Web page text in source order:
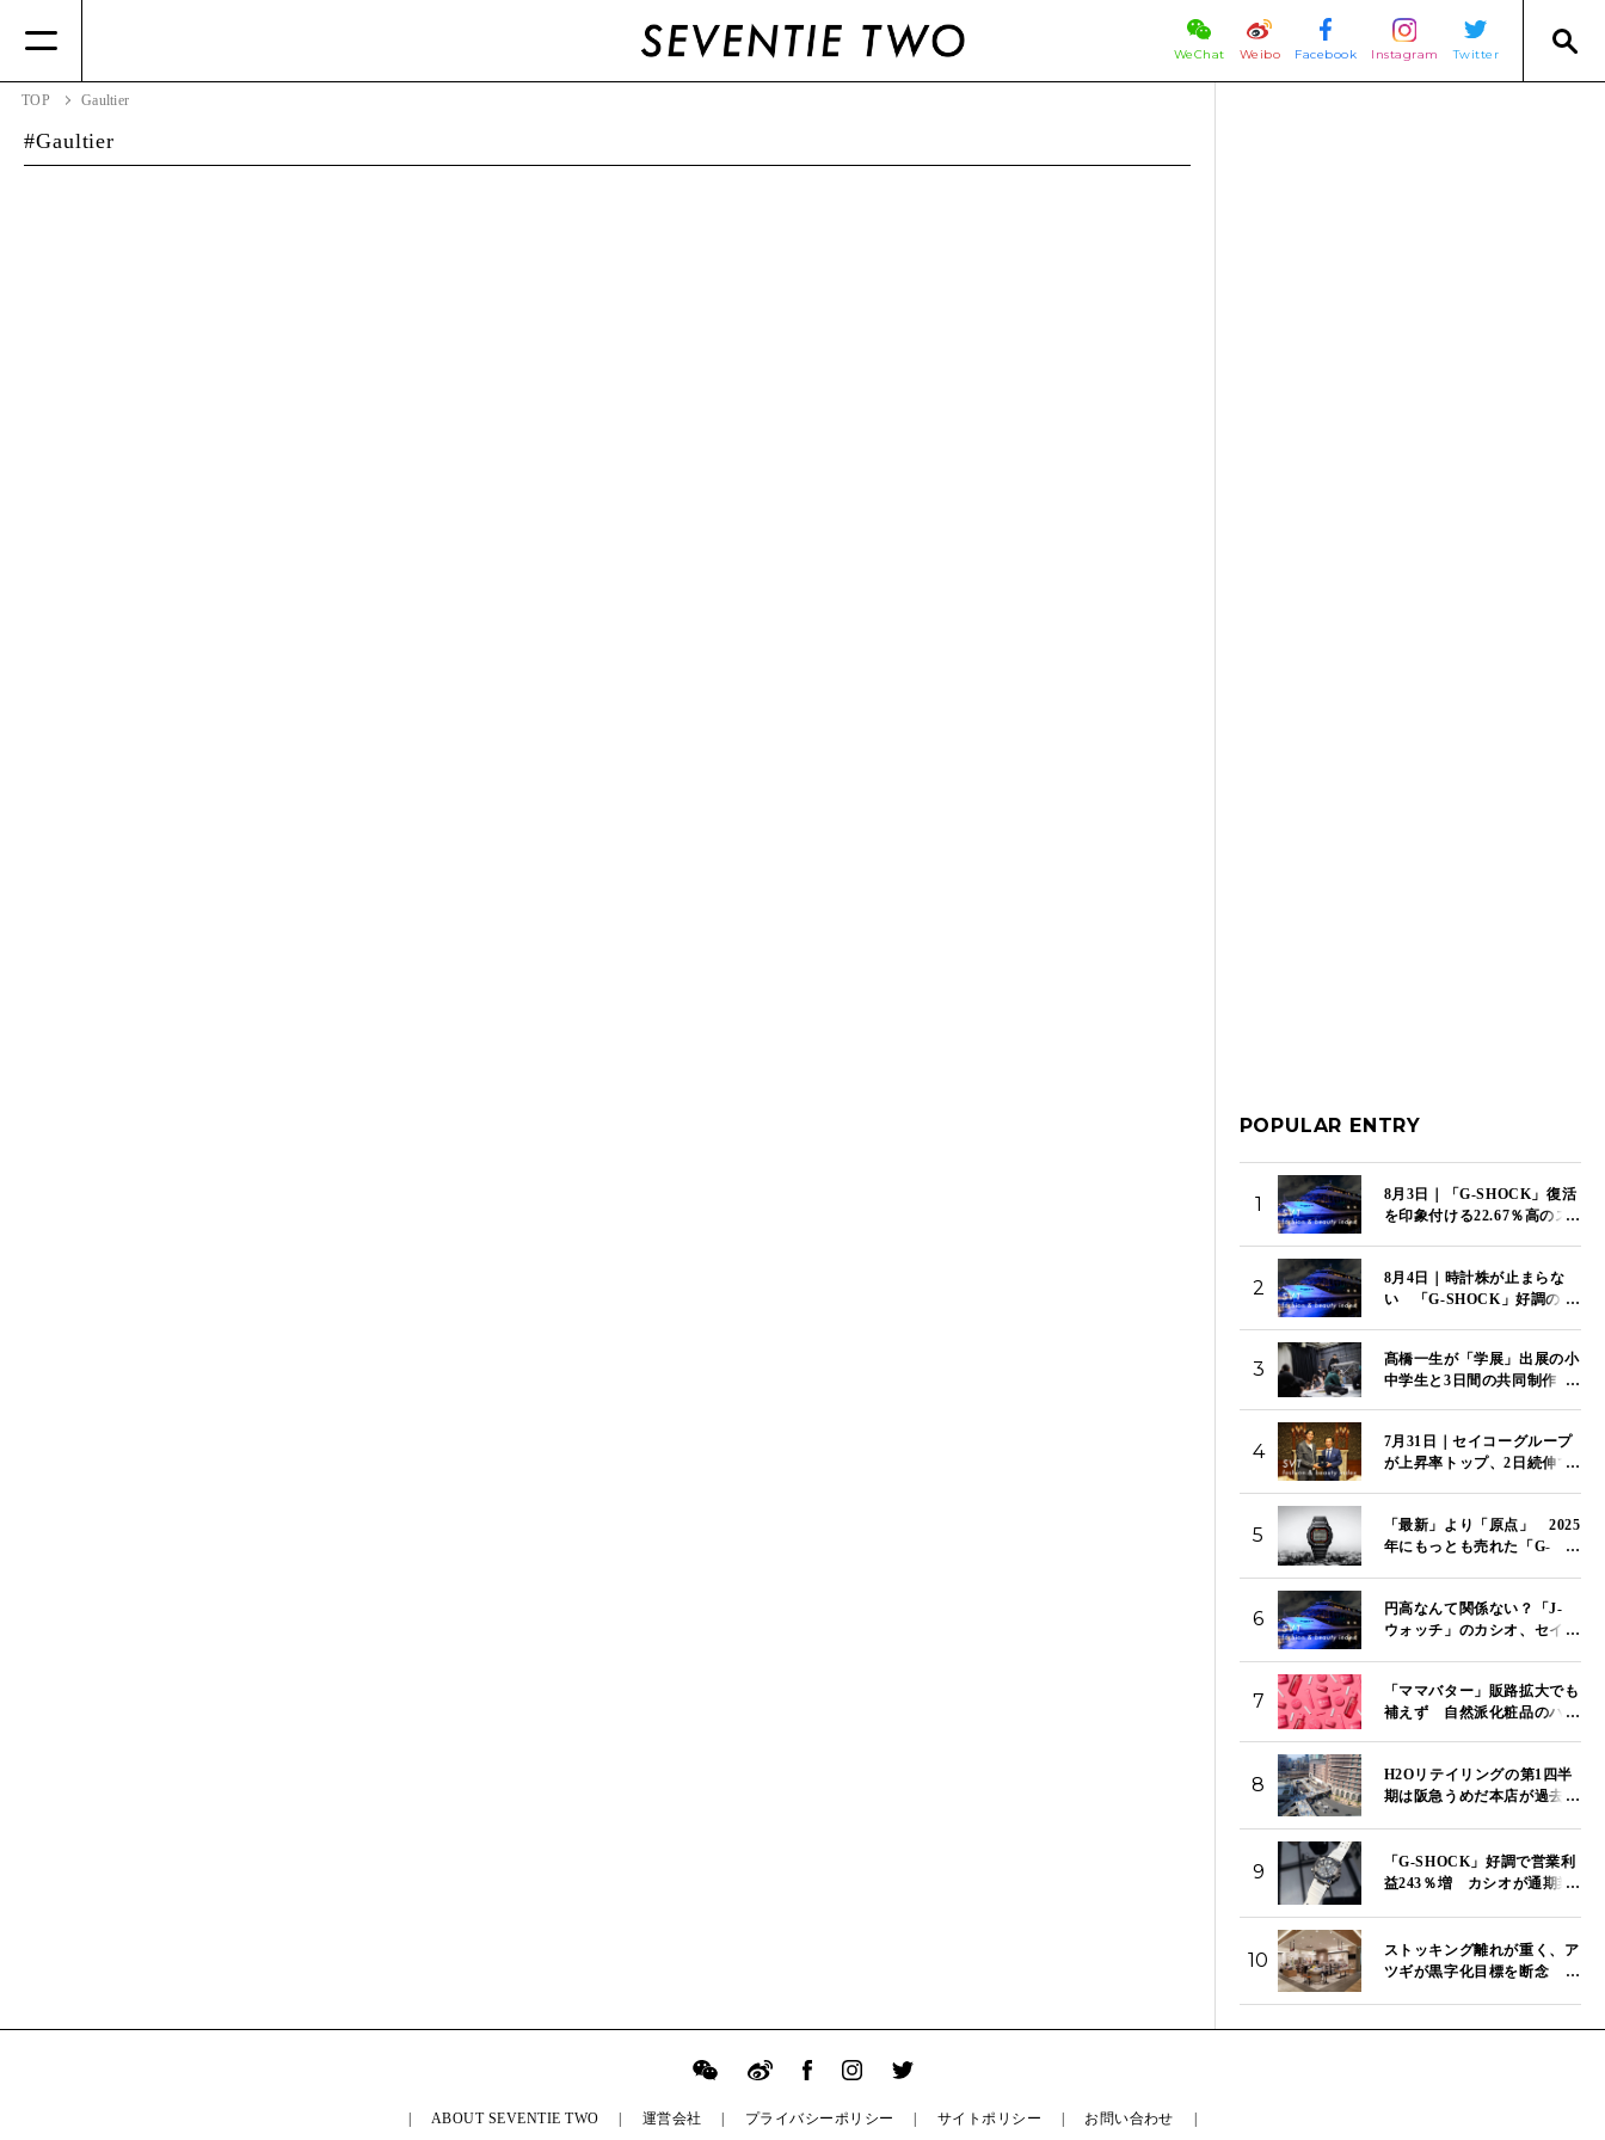
WeChat Weibo Facebook Instagram Twitter
TOP Gaultier
Gaultier
POPULAR ENTRY
1
8月3日｜「G-SHOCK」復活
を印象付ける22.67％高のス
ス」は14,117ポイント
2
8月4日｜時計株が止まらな
い 「G-SHOCK」好調のカ
「SVT インデックス」は
14,081ポイント
3
髙橋一生が「学展」出展の小
中学生と3日間の共同制作
4
7月31日｜セイコーグループ
が上昇率トップ、2日続伸で
安 「SVT インデックス」
は13,967ポイント
5
「最新」より「原点」 2025
年にもっとも売れた「G-
6
円高なんて関係ない？「J-
ウォッチ」のカシオ、セイ
デックス」は13,980ポイント
｜8月5日
7
「ママバター」販路拡大でも
補えず 自然派化粧品のハウ
8
H2Oリテイリングの第1四半
期は阪急うめだ本店が過去最
9
「G-SHOCK」好調で営業利
益243％増 カシオが通期業
10
ストッキング離れが重く、ア
ツギが黒字化目標を断念 役
ABOUT SEVENTIE TWO 運営会社 プライバシーポリシー サイトポリシー お問い合わせ